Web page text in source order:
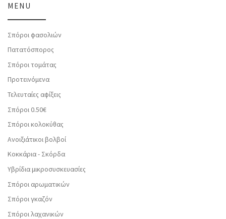
MENU
Σπόροι φασολιών
Πατατόσπορος
Σπόροι τομάτας
Προτεινόμενα
Τελευταίες αφίξεις
Σπόροι 0.50€
Σπόροι κολοκύθας
Ανοιξιάτικοι βολβοί
Κοκκάρια - Σκόρδα
Υβρίδια μικροσυσκευασίες
Σπόροι αρωματικών
Σπόροι γκαζόν
Σπόροι λαχανικών